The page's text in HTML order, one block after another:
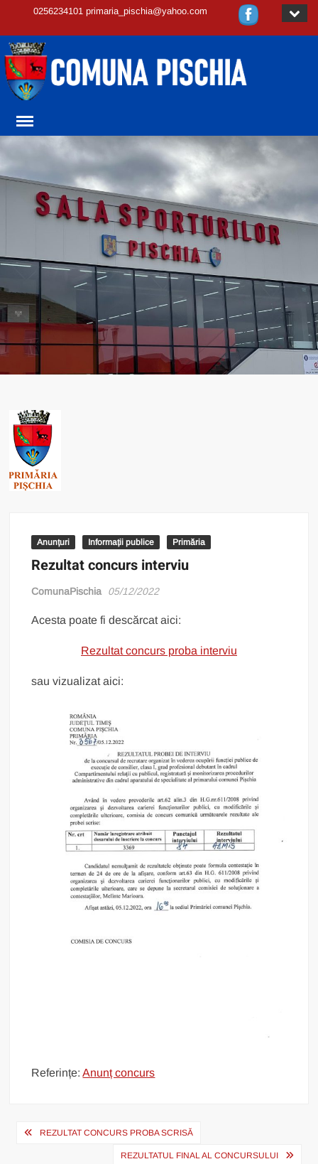
0256234101 primaria_pischia@yahoo.com
Anunțuri Informații publice Primăria
Rezultat concurs interviu
ComunaPischia 05/12/2022
Acesta poate fi descărcat aici:
Rezultat concurs proba interviu
sau vizualizat aici:
Referințe:Anunț concurs
PostREZULTAT CONCURS PROBA SCRISĂ
REZULTATUL FINAL AL CONCURSULUI